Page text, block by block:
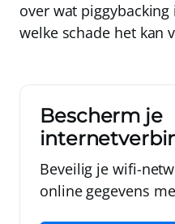
over wat
welke schade het kan
Bescherm je
Beveilig je wifi-
online gegevens